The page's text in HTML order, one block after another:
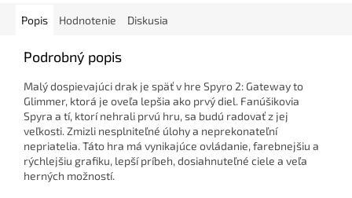
Popis Hodnotenie Diskusia
Podrobný popis
Malý dospievajúci drak je späť v hre Spyro 2: Gateway to
Glimmer, ktorá je oveľa lepšia ako prvý diel. Fanúšikovia
Spyra a tí, ktorí nehrali prvú hru, sa budú radovať z jej
veľkosti. Zmizli nesplniteľné úlohy a neprekonateľní
nepriatelia. Táto hra má vynikajúce ovládanie, farebnejšiu a
rýchlejšiu grafiku, lepší príbeh, dosiahnuteľné ciele a veľa
herných možností.